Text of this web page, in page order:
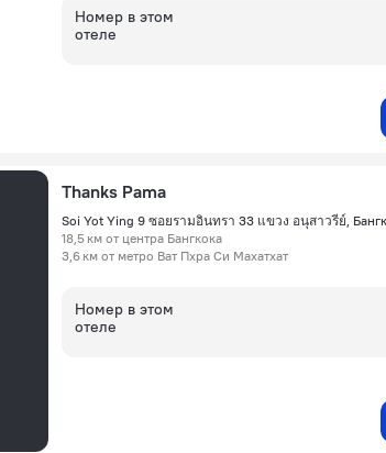
Номер в этом
отеле
Thanks Pama
18,5 км от центра Бангкока
3,6 км от метро Ват Пхра Си Махатхат
Номер в этом
отеле